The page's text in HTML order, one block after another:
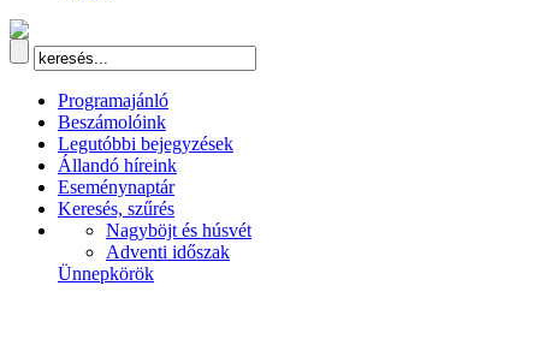
Programajánló
Beszámolóink
Legutóbbi bejegyzések
Állandó híreink
Eseménynaptár
Keresés, szűrés
Nagyböjt és húsvét
Adventi időszak
Ünnepkörök